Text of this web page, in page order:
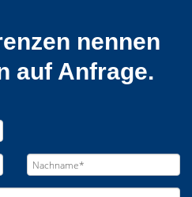
nennen
auf Anfrage.